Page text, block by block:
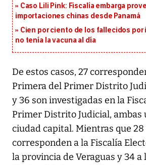
Caso Lili Pink: Fiscalía embarga
importaciones chinas desde Panamá
Cien por ciento de los fallecidos
no tenía la vacuna al día
De estos casos, 27
Primera del Primer Distrito
y 36 son investigadas en la
Primer Distrito Judicial, ambas
ciudad capital. Mientras que
corresponden a la Fiscalía
la provincia de Veraguas y 34 a